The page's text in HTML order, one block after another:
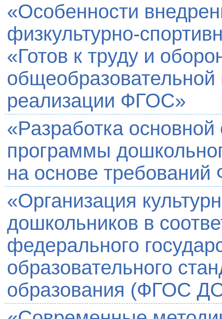
«Особенности
физкультурно-
«Готов к труду и
общеобразовательной
реализации ФГОС»
«Разработка
программы
на основе
«Организация
дошкольников в
федерального
образовательного
образования (ФГОС